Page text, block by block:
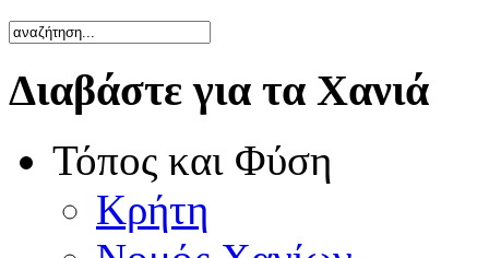
Διαβάστε για τα Χανιά
Τόπος και Φύση
Κρήτη